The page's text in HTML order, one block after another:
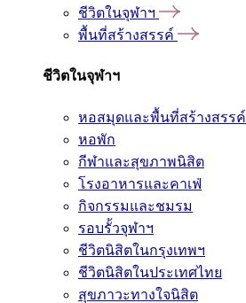
ชีวิตในจุฬาฯ
พื้นที่สร้างสรรค์
ชีวิตในจุฬาฯ
หอสมุดและพื้นที่สร้างสรรค์
หอพัก
กีฬาและสุขภาพนิสิต
โรงอาหารและคาเฟ่
กิจกรรมและชมรม
รอบรั้วจุฬาฯ
ชีวิตนิสิตในกรุงเทพฯ
ชีวิตนิสิตในประเทศไทย
สุขภาวะทางใจนิสิต